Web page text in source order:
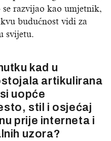
razvijao kao umjetnik,
budućnost vidi za
svijetu.
kad u
artikulirana
uopće
stil i osjećaj
prije interneta i
uzora?